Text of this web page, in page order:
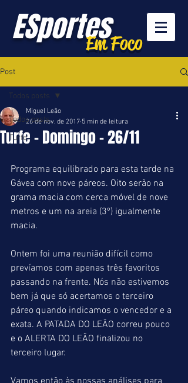
ESportesEm Foco
Post
Todos posts
Turfe
Todos posts
Turfe - Domingo - 26/11
Miguel Leão
26 de nov. de 2017 5 min de leitura
Programa equilibrado para esta tarde na
Gávea com nove páreos. Oito serão na
grama macia com cerca móvel de nove
metros e um na areia (3º) igualmente
macia.
Ontem foi uma reunião difícil como
prevíamos com apenas três favoritos
passando na frente. Nós não estivemos
bem já que só acertamos o terceiro
páreo quando indicamos o vencedor e a
exata. A PATADA DO LEÃO correu pouco
e o ALERTA DO LEÃO finalizou no
terceiro lugar.